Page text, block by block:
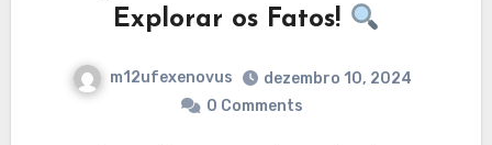
Explorar os Fatos!
m12ufexenovus
dezembro 10, 2024
0 Comments